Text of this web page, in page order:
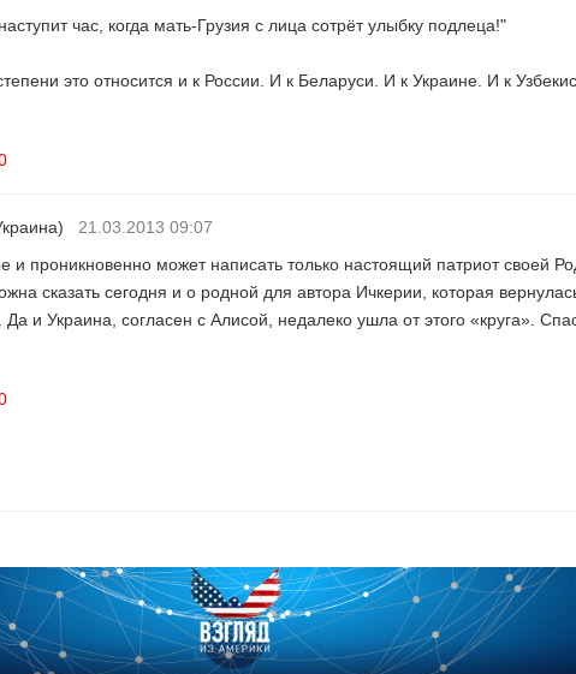
час, когда мать-Грузия с лица сотрёт улыбку подлеца!"
это относится и к России. И к Беларуси. И к Украине. И к
21.03.2013 09:07
и проникновенно может написать только настоящий патриот своей
сказать сегодня и о родной для автора Ичкерии, которая
Да и Украина, согласен с Алисой, недалеко ушла от этого «круга».